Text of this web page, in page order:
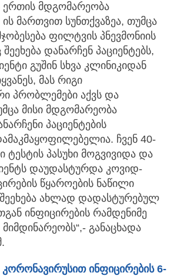
ერთის მდგომარეობა
მართვით სუნთქვაზეა, თუმცა
ფილტვის პნევმონიის
დანარჩენ პაციენტებს,
გუშინ სხვა კლინიკიდან
მას რიგი
პრობლემები აქვს და
მისი მდგომარეობა
პაციენტების
ჩვენ 40-
ტესტის პასუხი მოგვივიდა და
დაუდასტურდა კოვიდ-
წყაროების ნაწილი
ახლად დადასტურებულ
ინფიცირების რამდენიმე
განაცხადა
ინფიცირების 6-